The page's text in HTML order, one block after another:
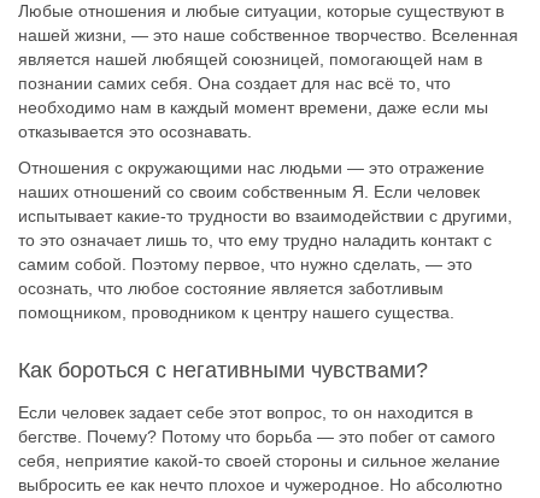
Любые отношения и любые ситуации, которые существуют в
нашей жизни, — это наше собственное творчество. Вселенная
является нашей любящей союзницей, помогающей нам в
познании самих себя. Она создает для нас всё то, что
необходимо нам в каждый момент времени, даже если мы
отказывается это осознавать.
Отношения с окружающими нас людьми — это отражение
наших отношений со своим собственным Я. Если человек
испытывает какие-то трудности во взаимодействии с другими,
то это означает лишь то, что ему трудно наладить контакт с
самим собой. Поэтому первое, что нужно сделать, — это
осознать, что любое состояние является заботливым
помощником, проводником к центру нашего существа.
Как бороться с негативными чувствами?
Если человек задает себе этот вопрос, то он находится в
бегстве. Почему? Потому что борьба — это побег от самого
себя, неприятие какой-то своей стороны и сильное желание
выбросить ее как нечто плохое и чужеродное. Но абсолютно